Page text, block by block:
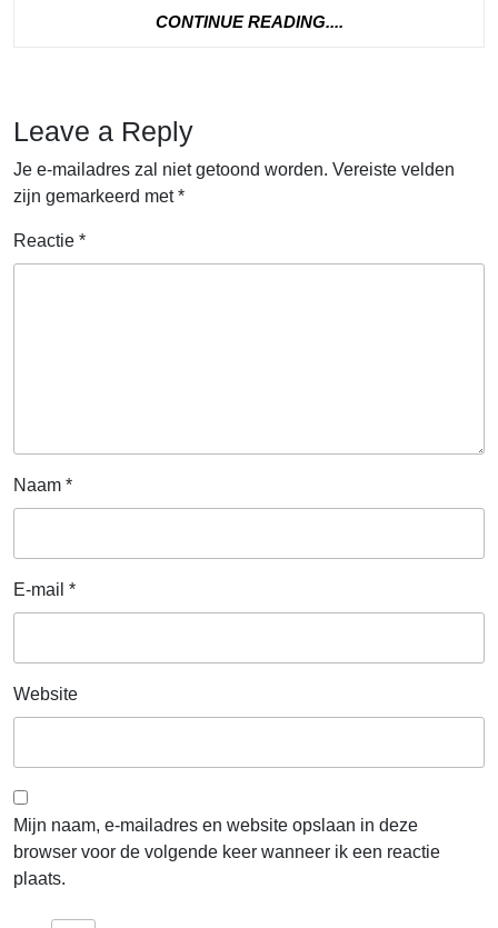
CONTINUE READING....
Leave a Reply
Je e-mailadres zal niet getoond worden. Vereiste velden
zijn gemarkeerd met*
Reactie *
Naam *
E-mail *
Website
Mijn naam, e-mailadres en website opslaan in deze
browser voor de volgende keer wanneer ik een reactie
plaats.